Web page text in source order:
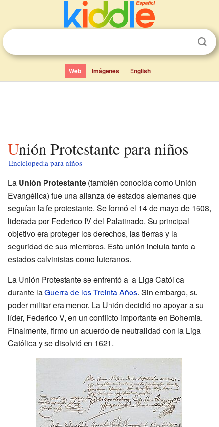
Web Imágenes English
Unión Protestante para niños
Enciclopedia para niños
La Unión Protestante (también conocida como Unión
Evangélica) fue una alianza de estados alemanes que
seguían la fe protestante. Se formó el 14 de mayo de 1608,
liderada por Federico IV del Palatinado. Su principal
objetivo era proteger los derechos, las tierras y la
seguridad de sus miembros. Esta unión incluía tanto a
estados calvinistas como luteranos.
La Unión Protestante se enfrentó a la Liga Católica
durante laGuerra de los Treinta Años. Sin embargo, su
poder militar era menor. La Unión decidió no apoyar a su
líder, Federico V, en un conflicto importante en Bohemia.
Finalmente, firmó un acuerdo de neutralidad con la Liga
Católica y se disolvió en 1621.